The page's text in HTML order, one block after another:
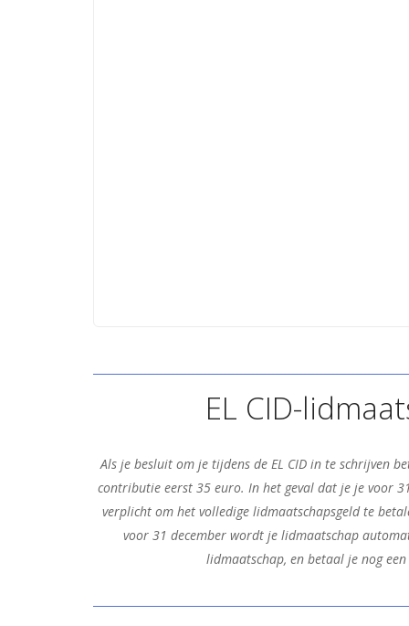
EL CID-
Als je besluit om je tijdens de EL CID in te schrijven
contributie eerst 35 euro. In het geval dat je je voor
verplicht om het volledige lidmaatschapsgeld te
voor 31 december wordt je lidmaatschap
lidmaatschap, en betaal je nog